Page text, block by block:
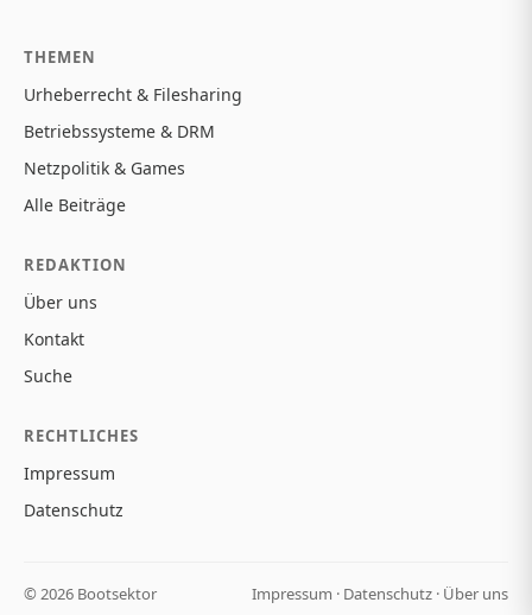
THEMEN
Urheberrecht & Filesharing
Betriebssysteme & DRM
Netzpolitik & Games
Alle Beiträge
REDAKTION
Über uns
Kontakt
Suche
RECHTLICHES
Impressum
Datenschutz
© 2026 Bootsektor Impressum · Datenschutz · Über uns